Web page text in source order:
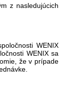
z nasledujúcich
WENIX
WENIX sa
že v prípade